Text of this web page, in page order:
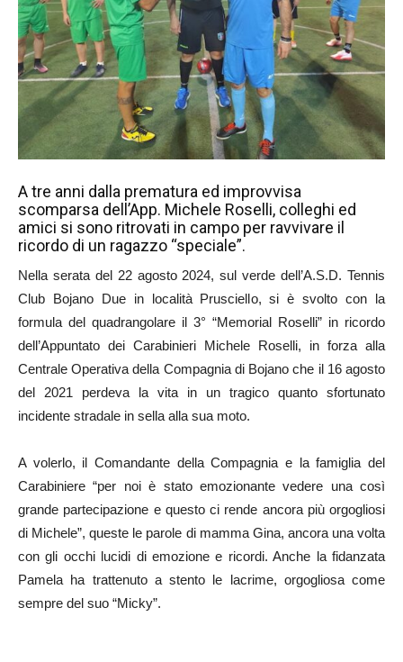
A tre anni dalla prematura ed improvvisa
scomparsa dell’App. Michele Roselli, colleghi ed
amici si sono ritrovati in campo per ravvivare il
ricordo di un ragazzo “speciale”.
Nella serata del 22 agosto 2024, sul verde dell’A.S.D. Tennis
Club Bojano Due in località Prusciello, si è svolto con la
formula del quadrangolare il 3° “Memorial Roselli” in ricordo
dell’Appuntato dei Carabinieri Michele Roselli, in forza alla
Centrale Operativa della Compagnia di Bojano che il 16 agosto
del 2021 perdeva la vita in un tragico quanto sfortunato
incidente stradale in sella alla sua moto.
A volerlo, il Comandante della Compagnia e la famiglia del
Carabiniere “per noi è stato emozionante vedere una così
grande partecipazione e questo ci rende ancora più orgogliosi
di Michele”, queste le parole di mamma Gina, ancora una volta
con gli occhi lucidi di emozione e ricordi. Anche la fidanzata
Pamela ha trattenuto a stento le lacrime, orgogliosa come
sempre del suo “Micky”.